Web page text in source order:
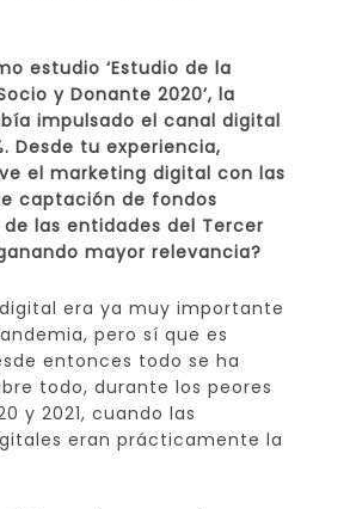
estudio ‘Estudio de la
y Donante 2020’, la
impulsado el canal digital
Desde tu experiencia,
el marketing digital con las
captación de fondos
las entidades del Tercer
mayor relevancia?
era ya muy importante
pero sí que es
entonces todo se ha
todo, durante los peores
y 2021, cuando las
eran prácticamente la